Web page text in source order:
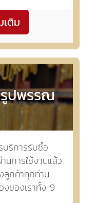
เติม
ปพรรณ
บริการรับซื้อ
การใช้งานแล้ว
ลูกค้าทุกท่าน
งของเราทั้ง 9